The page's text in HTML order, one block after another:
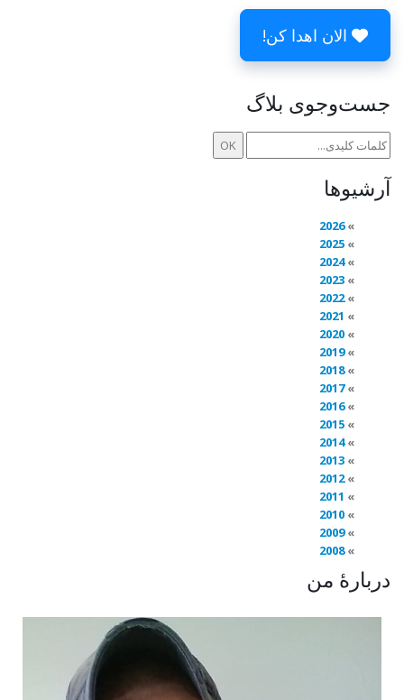
الان اهدا کن!
جست‌وجوی بلاگ
آرشیوها
2026
2025
2024
2023
2022
2021
2020
2019
2018
2017
2016
2015
2014
2013
2012
2011
2010
2009
2008
دربارهٔ من